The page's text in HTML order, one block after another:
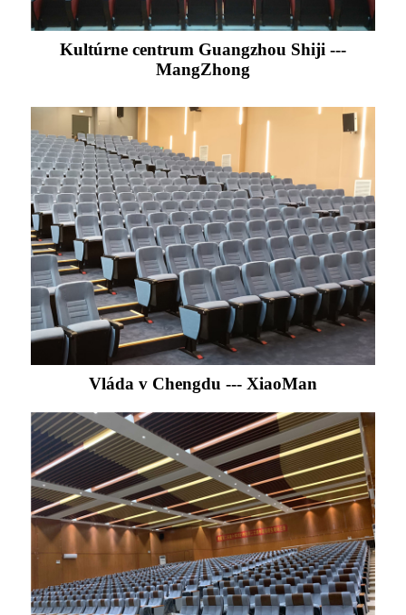
Kultúrne centrum Guangzhou Shiji ---
MangZhong
Vláda v Chengdu --- XiaoMan